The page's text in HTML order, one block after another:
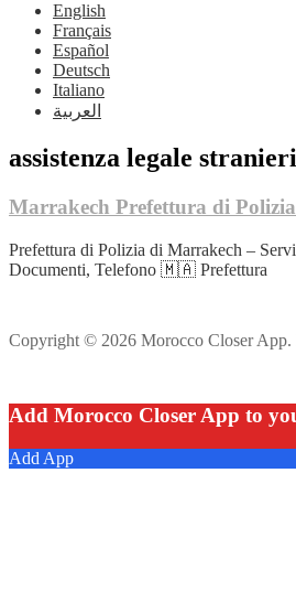
English
Français
Español
Deutsch
Italiano
العربية
assistenza legale stranieri
Marrakech Prefettura di
Prefettura di Polizia di Marrakech –
Documenti, Telefono 🇲🇦 Prefettura
Copyright © 2026 Morocco Closer App.
Add Morocco Closer App to
Add App